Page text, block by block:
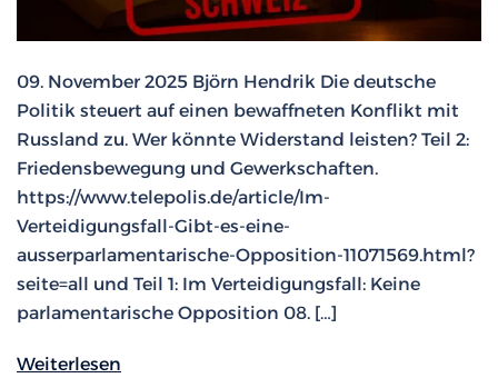
09. November 2025 Björn Hendrik Die deutsche
Politik steuert auf einen bewaffneten Konflikt mit
Russland zu. Wer könnte Widerstand leisten? Teil 2:
Friedensbewegung und Gewerkschaften.
https://www.telepolis.de/article/Im-
Verteidigungsfall-Gibt-es-eine-
ausserparlamentarische-Opposition-11071569.html?
seite=all und Teil 1: Im Verteidigungsfall: Keine
parlamentarische Opposition 08. […]
Weiterlesen